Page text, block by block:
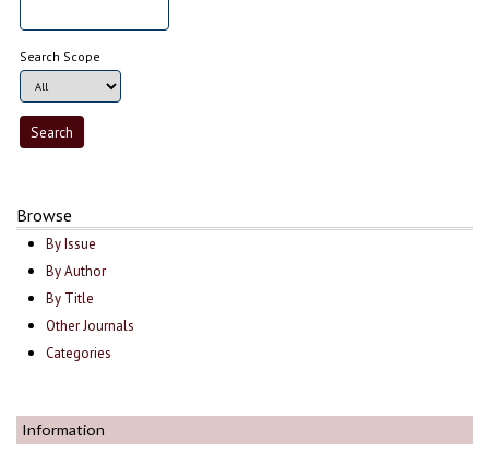
Search Scope
Browse
By Issue
By Author
By Title
Other Journals
Categories
Information